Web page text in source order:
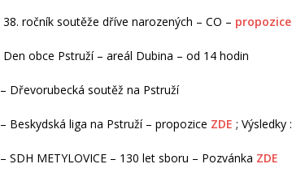
38. ročník soutěže dříve narozených – CO – propozice
Den obce Pstruží – areál Dubina – od 14 hodin
Dřevorubecká soutěž na Pstruží
Beskydská liga na Pstruží – propozice ZDE ; Výsledky :
SDH METYLOVICE – 130 let sboru – Pozvánka ZDE